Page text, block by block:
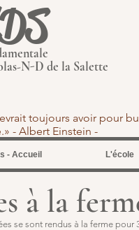
N-D de la Salette
toujours avoir pour
- Albert Einstein -
- Accueil L'école
à la
se sont rendus à la ferme pour